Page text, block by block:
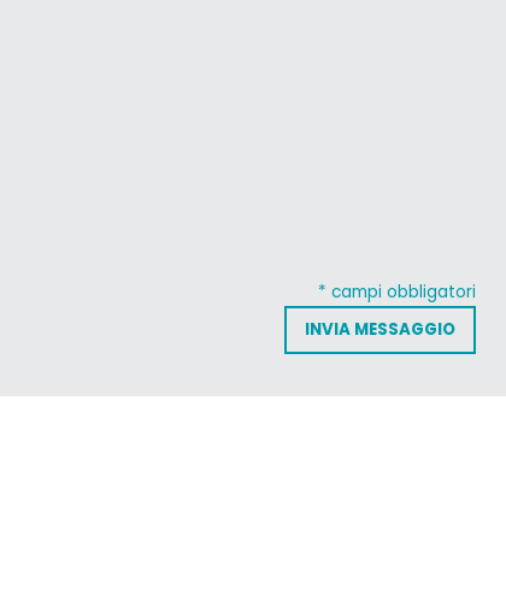
* campi obbligatori